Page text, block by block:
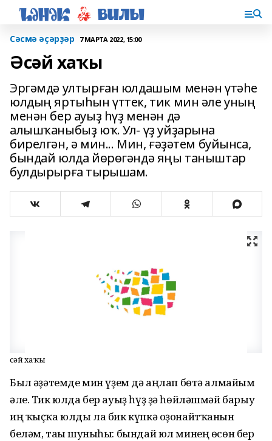
Сәсмә әҫәрҙәр 7 МАРТА 2022, 15:00
Әсәй хаҡы
Эргәмдә ултырған юлдашым менән үтәһе
юлдың яртыһын үттек, тик мин әле уның
менән бер ауыҙ һүҙ менән дә
алышҡаныбыҙ юҡ. Ул- үҙ уйҙарына
бирелгән, ә мин... Мин, ғәҙәтем буйынса,
бындай юлда йөрөгәндә яңы таныштар
булдырырға тырышам.
Әсәй хаҡы
Был ғәҙәтемде мин үҙем дә аңлап бөтә алмайым
әле. Тик юлда бер ауыҙ һүҙ ҙә һөйләшмәй барыу
иң ҡыҫҡа юлды ла бик күпкә оҙонайтҡанын
беләм, тағы шуныһы: бындай юл минең өсөн бер